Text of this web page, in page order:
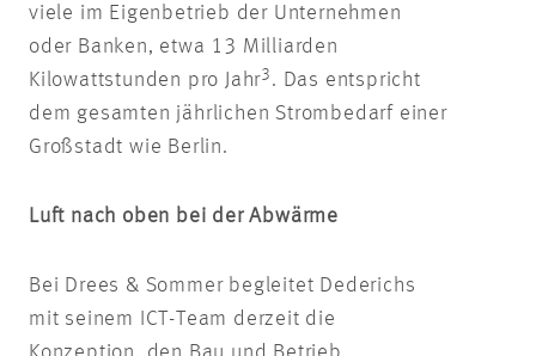
viele im Eigenbetrieb der Unternehmen
oder Banken, etwa 13 Milliarden
Kilowattstunden pro Jahr3 . Das entspricht
dem gesamten jährlichen Strombedarf einer
Großstadt wie Berlin.
Luft nach oben bei der Abwärme
Bei Drees & Sommer begleitet Dederichs
mit seinem ICT-Team derzeit die